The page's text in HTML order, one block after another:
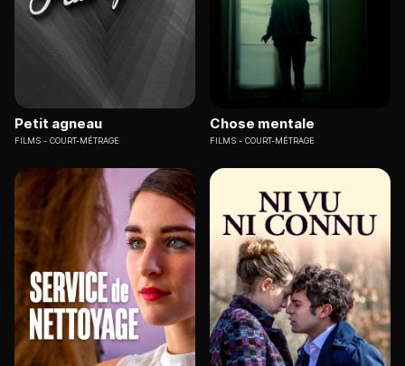
Petit agneau
FILMS COURT-MÉTRAGE
Chose mentale
FILMS COURT-MÉTRAGE